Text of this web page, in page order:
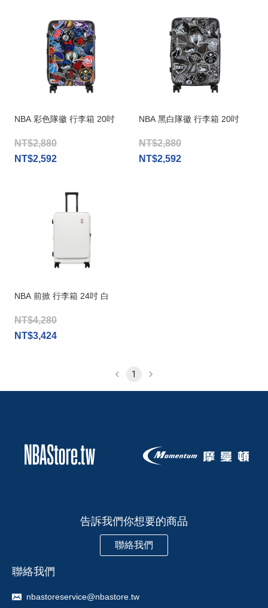
NBA 彩色隊徽 行李箱 20吋
NT$2,880
NT$2,592
NBA 黑白隊徽 行李箱 20吋
NT$2,880
NT$2,592
NBA 前掀 行李箱 24吋 白
NT$4,280
NT$3,424
1
告訴我們你想要的商品
聯絡我們
聯絡我們
nbastoreservice@nbastore.tw